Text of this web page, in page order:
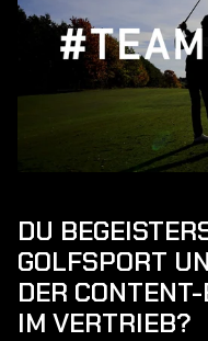
DU
GOLFSPORT
DER
IM VERTRIEB?